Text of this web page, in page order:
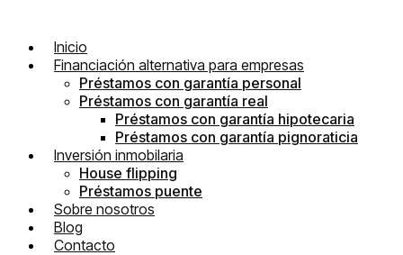
Inicio
Financiación alternativa para empresas
Préstamos con garantía personal
Préstamos con garantía real
Préstamos con garantía hipotecaria
Préstamos con garantía pignoraticia
Inversión inmobilaria
House flipping
Préstamos puente
Sobre nosotros
Blog
Contacto